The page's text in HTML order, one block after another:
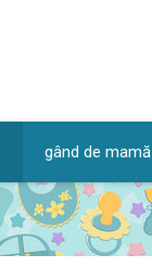
gând de mamă